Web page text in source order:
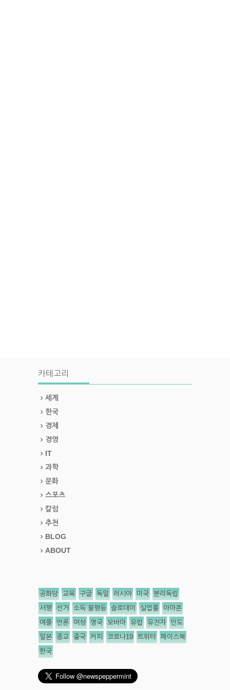
카테고리
세계
한국
경제
경영
IT
과학
문화
스포츠
칼럼
추천
BLOG
ABOUT
공화당 교육 구글 독일 러시아 미국 분리독립
서평 선거 소득 불평등 슬로데이 실업률 아마존
애플 언론 여성 영국 오바마 유럽 유전자 인도
일본 종교 중국 커피 코로나19 트위터 페이스북
한국